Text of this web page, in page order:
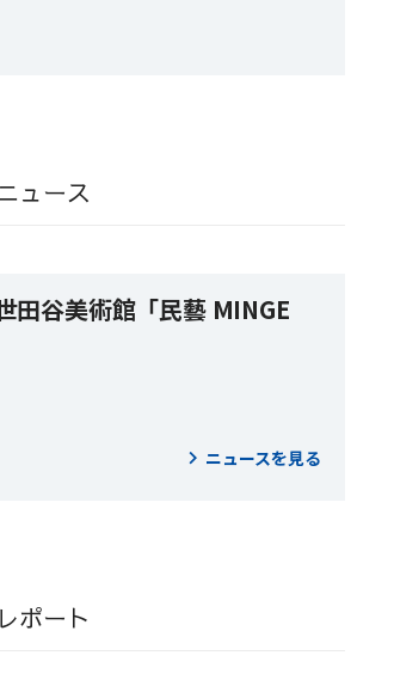
ュース
谷美術館「民藝 MINGE
ニュースを見る
ポート